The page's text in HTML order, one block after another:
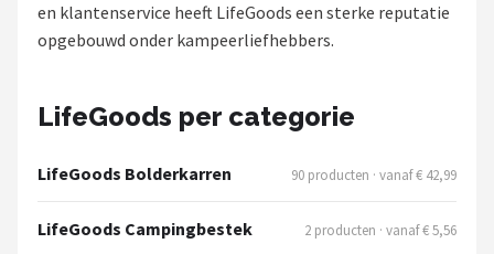
Intex
LifeGoods
en klantenservice heeft LifeGoods een sterke reputatie
opgebouwd onder kampeerliefhebbers.
LifeGoods per categorie
LifeGoods Bolderkarren 90 producten · vanaf € 42,99
LifeGoods Campingbestek 2 producten · vanaf € 5,56